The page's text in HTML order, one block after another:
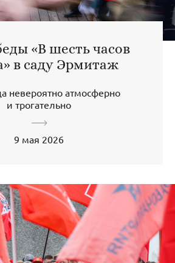
«В шесть часов
в саду Эрмитаж
невероятно атмосферно
и трогательно
9 мая 2026